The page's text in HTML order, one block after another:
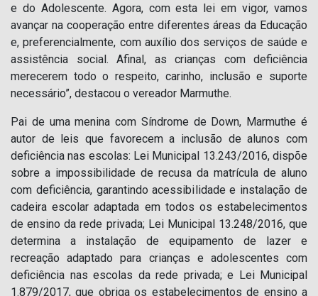
e do Adolescente. Agora, com esta lei em vigor, vamos
avançar na cooperação entre diferentes áreas da Educação
e, preferencialmente, com auxílio dos serviços de saúde e
assistência social. Afinal, as crianças com deficiência
merecerem todo o respeito, carinho, inclusão e suporte
necessário”, destacou o vereador Marmuthe.
Pai de uma menina com Síndrome de Down, Marmuthe é
autor de leis que favorecem a inclusão de alunos com
deficiência nas escolas: Lei Municipal 13.243/2016, dispõe
sobre a impossibilidade de recusa da matrícula de aluno
com deficiência, garantindo acessibilidade e instalação de
cadeira escolar adaptada em todos os estabelecimentos
de ensino da rede privada; Lei Municipal 13.248/2016, que
determina a instalação de equipamento de lazer e
recreação adaptado para crianças e adolescentes com
deficiência nas escolas da rede privada; e Lei Municipal
1.879/2017, que obriga os estabelecimentos de ensino a